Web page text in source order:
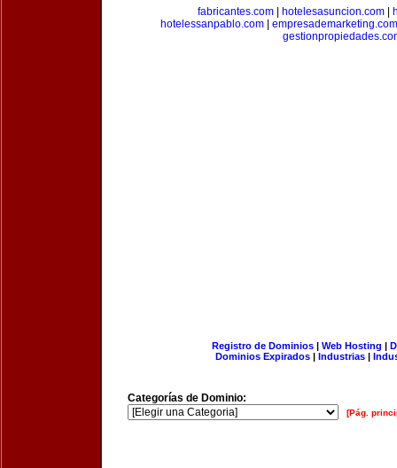
fabricantes.com
hotelesasuncion.com
hotelessanpablo.com| empresademarketing.com
Registro de Dominios| Web Hosting |
Dominios Expirados | Industrias |
Categorías de Dominio:
[Pág.